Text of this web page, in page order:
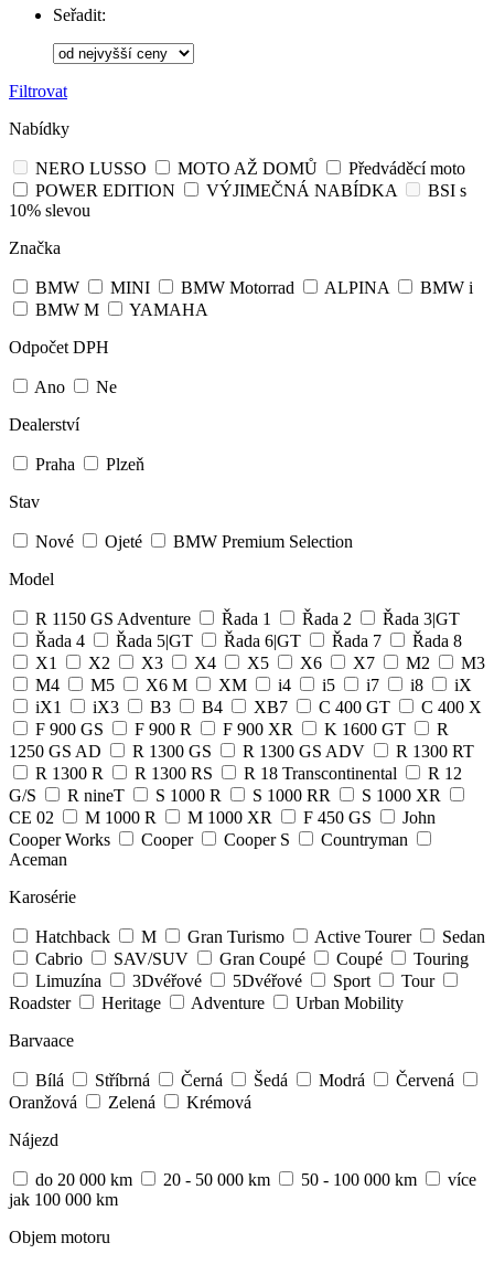
Seřadit:
Filtrovat
Nabídky
NERO LUSSO MOTO AŽ DOMŮ
Předváděcí moto
POWER EDITION
VÝJIMEČNÁ NABÍDKA
BSI s
10% slevou
Značka
BMW MINI BMW Motorrad ALPINA
BMW i
BMW M
YAMAHA
Odpočet DPH
Ano
Ne
Dealerství
Praha
Plzeň
Stav
Nové Ojeté
BMW Premium Selection
Model
R 1150 GS Adventure Řada 1 Řada 2
Řada 3|GT
Řada 4
Řada 5|GT Řada 6|GT Řada 7
Řada 8
X1
X2 X3 X4 X5 X6 X7 M2
M3
M4
M5 X6 M XM i4 i5 i7 i8
iX
iX1
iX3 B3 B4 XB7 C 400 GT
C 400 X
F 900 GS
F 900 R F 900 XR K 1600 GT
R
1250 GS AD
R 1300 GS R 1300 GS ADV
R 1300 RT
R 1300 R
R 1300 RS R 18 Transcontinental
R 12
G/S
R nineT S 1000 R S 1000 RR
S 1000 XR
CE 02
M 1000 R M 1000 XR F 450 GS
John
Cooper Works
Cooper Cooper S
Countryman
Aceman
Karosérie
Hatchback M Gran Turismo Active Tourer
Sedan
Cabrio
SAV/SUV Gran Coupé Coupé
Touring
Limuzína
3Dvéřové 5Dvéřové Sport
Tour
Roadster
Heritage Adventure
Urban Mobility
Barvaace
Bílá Stříbrná Černá Šedá Modrá
Červená
Oranžová
Zelená
Krémová
Nájezd
do 20 000 km 20 - 50 000 km 50 - 100 000 km
více
jak 100 000 km
Objem motoru